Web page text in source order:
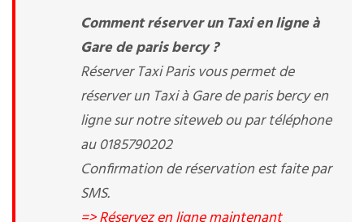
Comment réserver un Taxi en ligne à
Gare de paris bercy ?
Réserver Taxi Paris vous permet de
réserver un Taxi à Gare de paris bercy en
ligne sur notre siteweb ou par téléphone
au 0185790202
Confirmation de réservation est faite par
SMS.